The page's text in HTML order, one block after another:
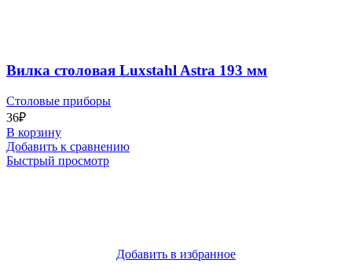
Вилка столовая Luxstahl Astra 193 мм
Столовые приборы
36₽
В корзину
Добавить к сравнению
Быстрый просмотр
Добавить в избранное